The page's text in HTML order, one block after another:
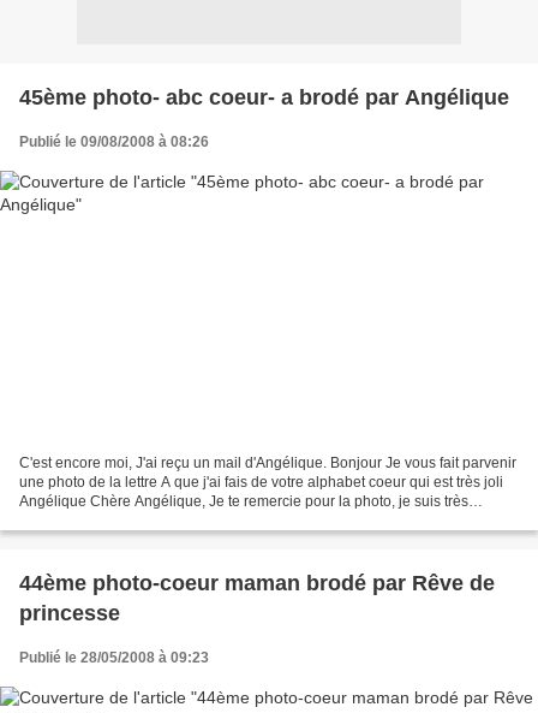
45ème photo- abc coeur- a brodé par Angélique
Publié le 09/08/2008 à 08:26
C'est encore moi, J'ai reçu un mail d'Angélique. Bonjour Je vous fait parvenir
une photo de la lettre A que j'ai fais de votre alphabet coeur qui est très joli
Angélique Chère Angélique, Je te remercie pour la photo, je suis très
44ème photo-coeur maman brodé par Rêve de
princesse
Publié le 28/05/2008 à 09:23